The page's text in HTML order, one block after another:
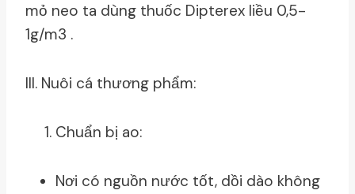
mỏ neo ta dùng thuốc Dipterex liều 0,5-
1g/m3 .
III. Nuôi cá thương phẩm:
Chuẩn bị ao:
Nơi có nguồn nước tốt, dồi dào không